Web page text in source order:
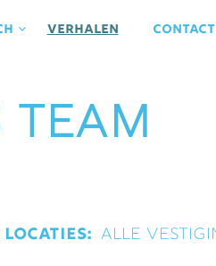
Verhalen contact
team